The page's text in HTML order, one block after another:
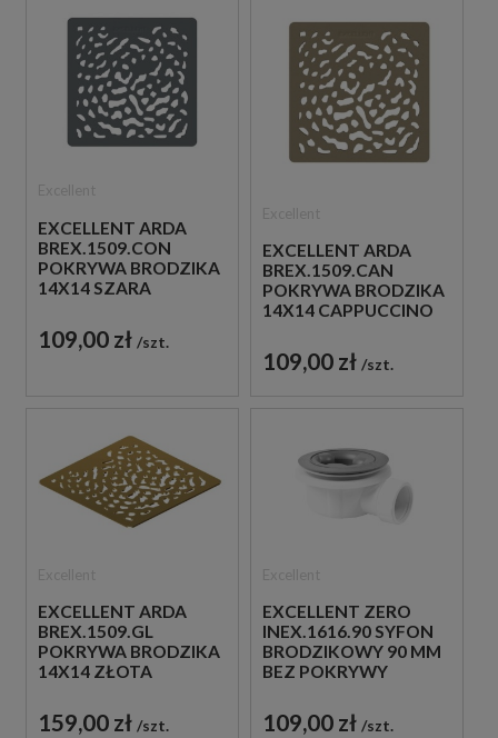
EXCELLENT ARDA
BREX.1509.CON
POKRYWA BRODZIKA
14X14 SZARA
109,00 zł szt.
EXCELLENT ARDA
BREX.1509.CAN
POKRYWA BRODZIKA
14X14 CAPPUCCINO
109,00 zł szt.
EXCELLENT ARDA
BREX.1509.GL
POKRYWA BRODZIKA
14X14 ZŁOTA
159,00 zł szt.
EXCELLENT ZERO
INEX.1616.90 SYFON
BRODZIKOWY 90 MM
BEZ POKRYWY
109,00 zł szt.